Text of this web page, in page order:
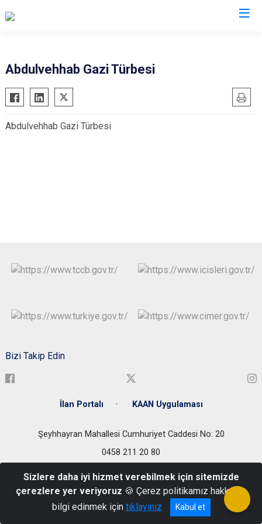
Abdulvehhab Gazi Türbesi
Abdulvehhab Gazi Türbesi
Bizi Takip Edin
İlan Portalı KAAN Uygulaması
Şeyhhayran Mahallesi Cumhuriyet Caddesi No: 20
0458 211 20 80
Sizlere daha iyi hizmet verebilmek için sitemizde
çerezlere yer veriyoruz 🍪 Çerez politikamız hakkında
bilgi edinmek için tıklayınız Kabul et